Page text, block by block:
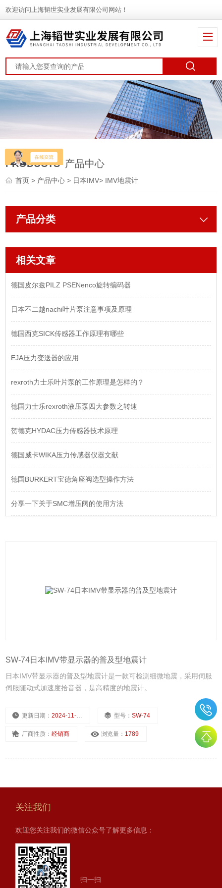
欢迎访问上海韬世实业发展有限公司网站！
PRODUCTS 产品中心
首页> 产品中心> 日本IMV> IMV地震计
产品分类
相关文章
德国皮尔兹PILZ PSENenco旋转编码器
日本不二越nachi叶片泵注意事项及原理
德国西克SICK传感器工作原理有哪些
EJA压力变送器的应用
rexroth力士乐叶片泵的工作原理是怎样的？
德国力士乐rexroth液压泵四大参数之转速
贺德克HYDAC压力传感器技术原理
德国威卡WIKA压力传感器仪器文献
德国BURKERT宝德角座阀选型操作方法
分享一下关于SMC增压阀的使用方法
SW-74日本IMV带显示器的普及型地震计
日本IMV带显示器的普及型地震计是一款可检测细微地震，采用伺服
伺服随动式加速度拾音器，是高精度的地震计。
更新日期：2024-11-22 型号：SW-74
厂商性质：经销商 浏览量： 1789
关注我们
欢迎您关注我们的微信公众号了解更多信息：
扫一扫